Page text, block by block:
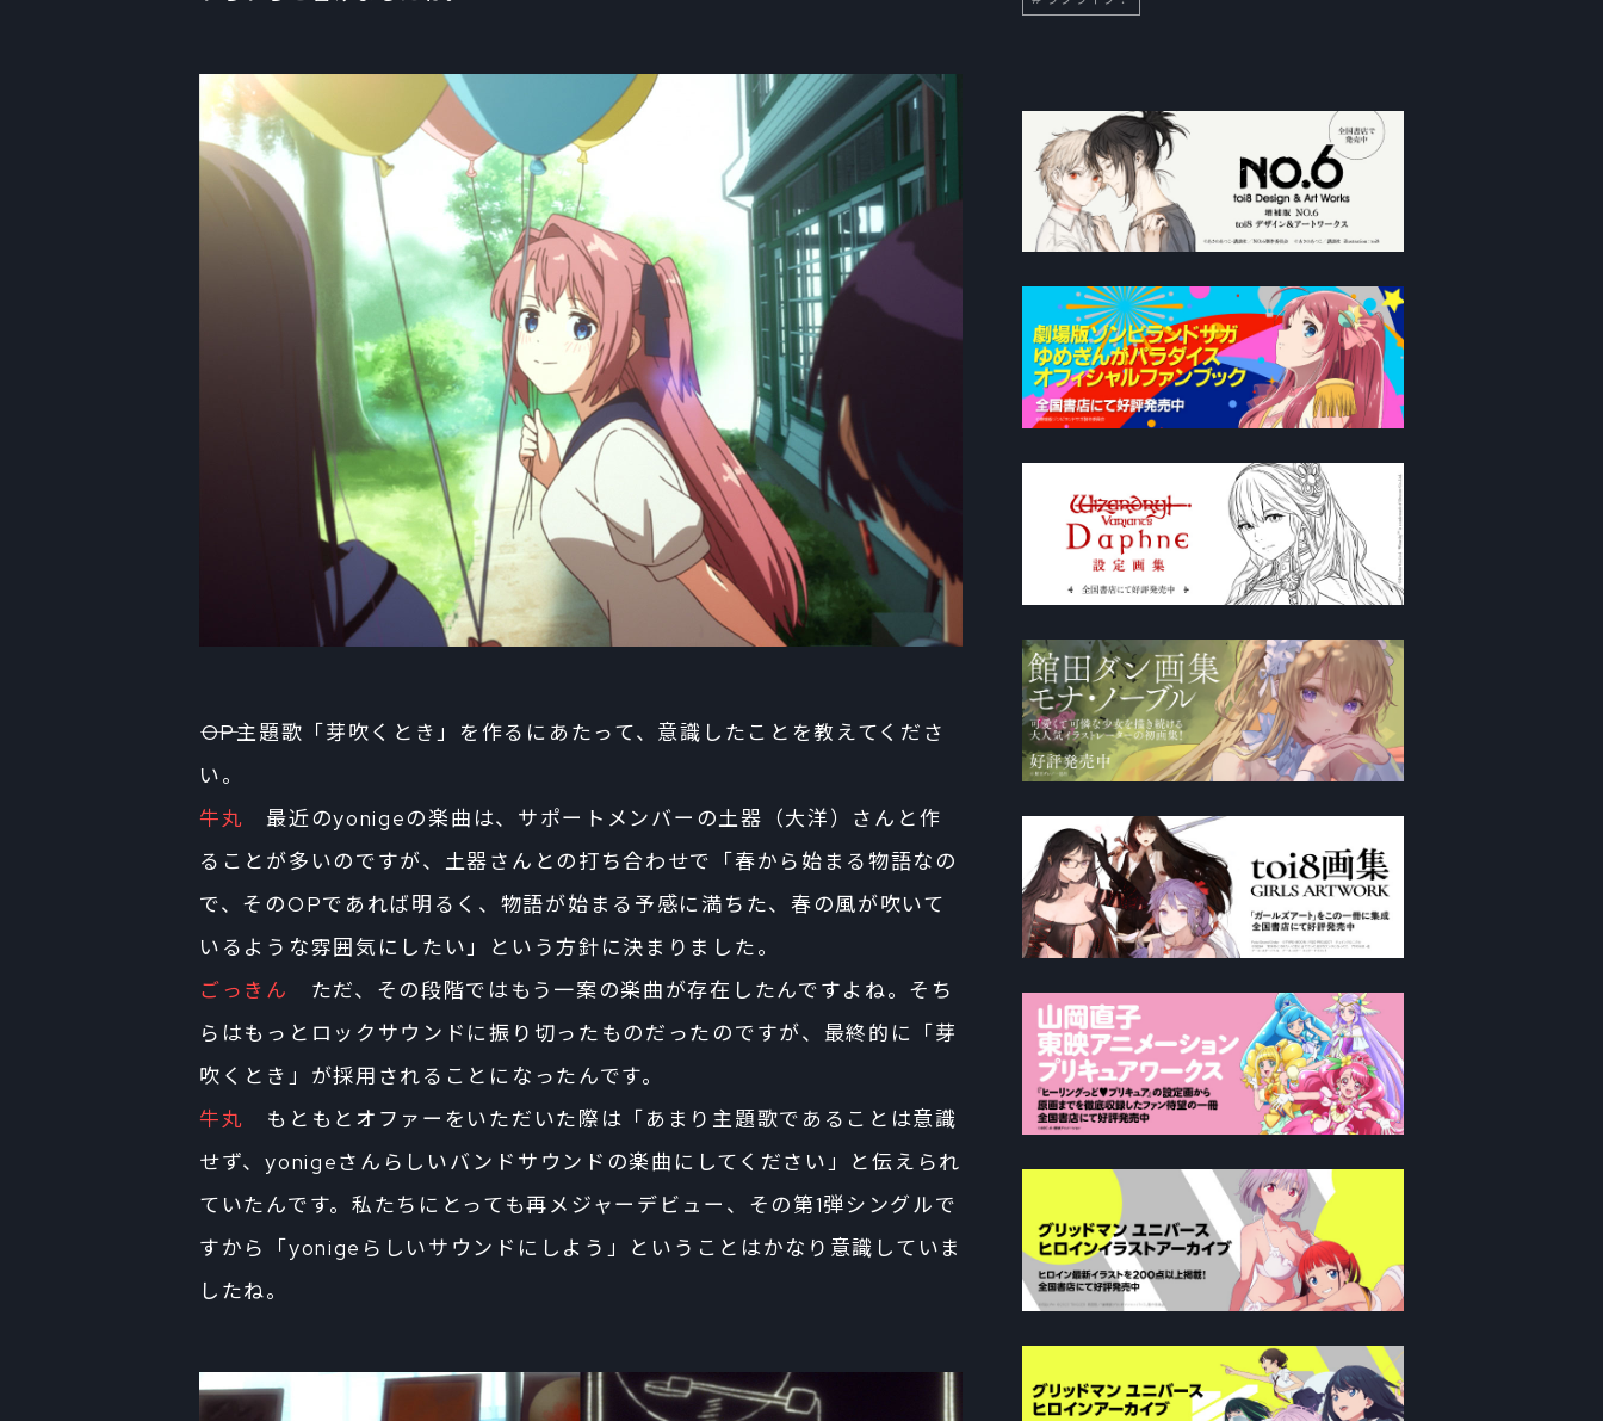
――OP主題歌「芽吹くとき」を作るにあたって、意識したことを教えてくださ
い。
牛丸 最近のyonigeの楽曲は、サポートメンバーの土器（大洋）さんと作
ることが多いのですが、土器さんとの打ち合わせで「春から始まる物語なの
で、そのOPであれば明るく、物語が始まる予感に満ちた、春の風が吹いて
いるような雰囲気にしたい」という方針に決まりました。
ごっきん
ただ、その段階ではもう一案の楽曲が存在したんですよね。そち
らはもっとロックサウンドに振り切ったものだったのですが、最終的に「芽
吹くとき」が採用されることになったんです。
牛丸 もともとオファーをいただいた際は「あまり主題歌であることは意識
せず、yonigeさんらしいバンドサウンドの楽曲にしてください」と伝えられ
ていたんです。私たちにとっても再メジャーデビュー、その第1弾シングルで
すから「yonigeらしいサウンドにしよう」ということはかなり意識していま
したね。